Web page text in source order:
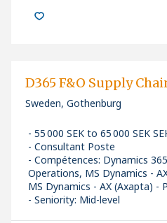
D365 F&O Supply
Sweden, Gothenburg
55 000 SEK to 65 000 SEK
Consultant Poste
Compétences: Dynamics
Operations, MS Dynamics -
MS Dynamics - AX (Axapta) -
Seniority: Mid-level